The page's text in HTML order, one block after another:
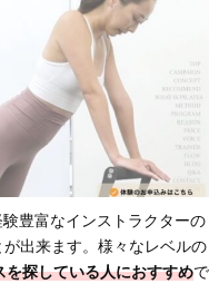
験豊富なインストラクターの
が出来ます。様々なレベルの
を探している人におすすめで